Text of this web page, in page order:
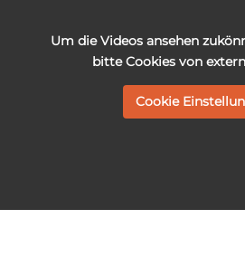
Um die Videos ansehen
bitteCookies von
Cookie